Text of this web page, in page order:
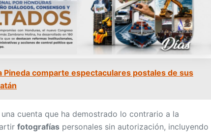
Pineda comparte espectaculares postales de sus
cuenta que ha demostrado lo contrario a la
fotografías personales sin autorización, incluyendo